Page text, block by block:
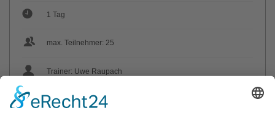
1 Tag
max. Teilnehmer: 25
Trainer: Uwe Raupach